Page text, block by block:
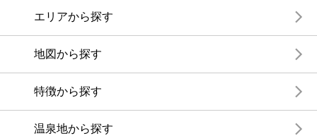
エリアから探す
地図から探す
特徴から探す
温泉地から探す